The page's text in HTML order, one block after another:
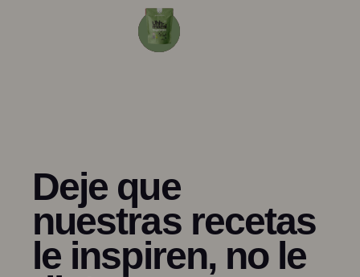
Deje que
nuestras recetas
le inspiren, no le